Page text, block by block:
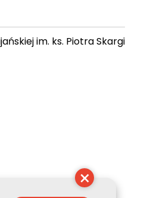
im. ks. Piotra Skargi
×